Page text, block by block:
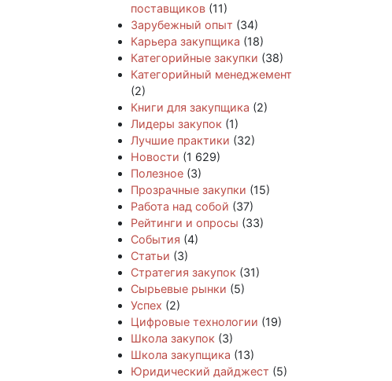
поставщиков (11)
Зарубежный опыт (34)
Карьера закупщика (18)
Категорийные закупки (38)
Категорийный менеджемент
(2)
Книги для закупщика (2)
Лидеры закупок (1)
Лучшие практики (32)
Новости (1 629)
Полезное (3)
Прозрачные закупки (15)
Работа над собой (37)
Рейтинги и опросы (33)
События (4)
Статьи (3)
Стратегия закупок (31)
Сырьевые рынки (5)
Успех (2)
Цифровые технологии (19)
Школа закупок (3)
Школа закупщика (13)
Юридический дайджест (5)